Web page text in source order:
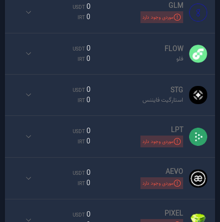
GLM
موردی وجود دارد
0
USDT
0
IRT
FLOW
فلو
0
USDT
0
IRT
STG
استارگیت فایننس
0
USDT
0
IRT
LPT
موردی وجود دارد
0
USDT
0
IRT
AEVO
موردی وجود دارد
0
USDT
0
IRT
PIXEL
0
USDT